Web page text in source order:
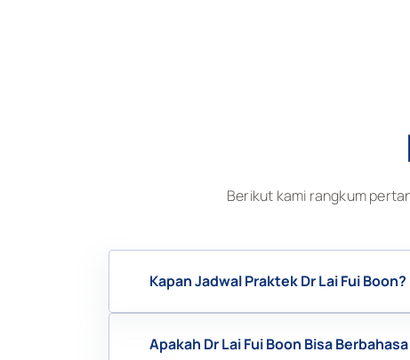
Berikut kami rangkum
Kapan Jadwal Praktek Dr Lai Fui Boon?
Apakah Dr Lai Fui Boon Bisa